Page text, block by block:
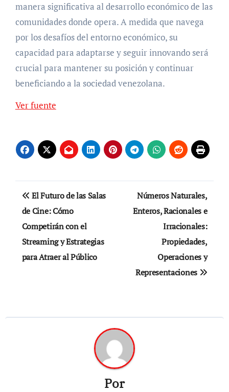
manera significativa al desarrollo económico de las
comunidades donde opera. A medida que navega
por los desafíos del entorno económico, su
capacidad para adaptarse y seguir innovando será
crucial para mantener su posición y continuar
beneficiando a la sociedad venezolana.
Ver fuente
Navegación
de
entradas
El Futuro de las Salas
de Cine: Cómo
Competirán con el
Streaming y Estrategias
para Atraer al Público
Números Naturales,
Enteros, Racionales e
Irracionales:
Propiedades,
Operaciones y
Representaciones
Por